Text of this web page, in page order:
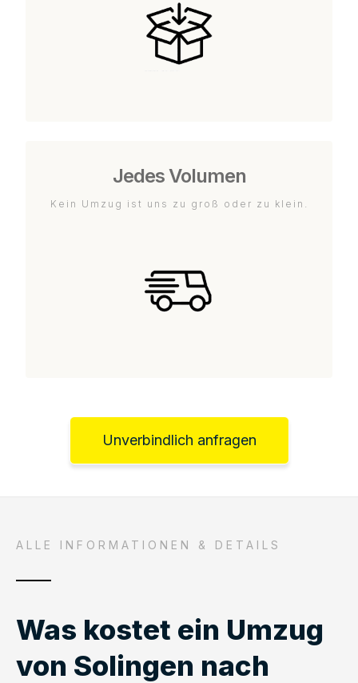
Jedes Volumen
Kein Umzug ist uns zu groß oder zu klein.
Unverbindlich anfragen
ALLE INFORMATIONEN & DETAILS
Was kostet ein Umzug
von Solingen nach